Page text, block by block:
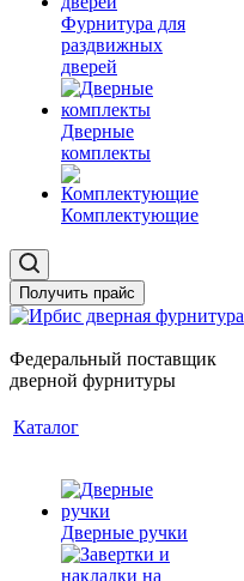
Фурнитура для
раздвижных
дверей
Дверные
комплекты
Комплектующие
Получить прайс
Федеральный поставщик
дверной фурнитуры
Каталог
Дверные ручки